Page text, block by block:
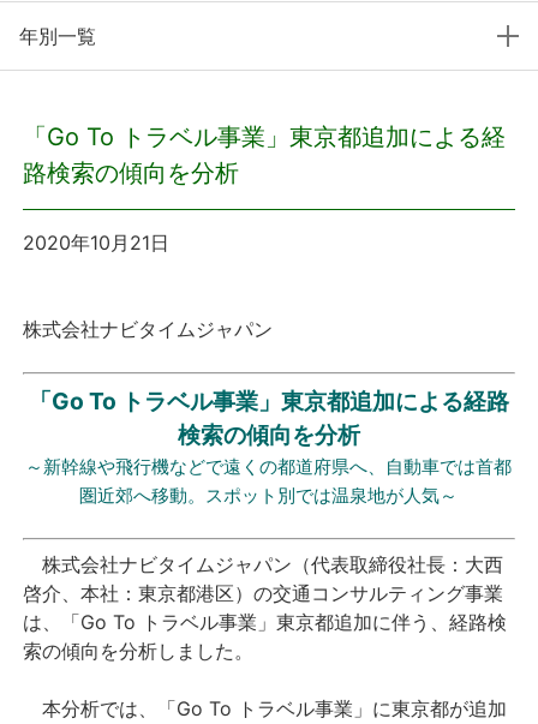
プレスリリース
プレスリリース
個人向けサービス
法人向けサービス
採用情報
English
年別一覧
「Go To トラベル事業」東京都追加による経
路検索の傾向を分析
2020年10月21日
株式会社ナビタイムジャパン
「Go To トラベル事業」東京都追加による経路
検索の傾向を分析
～新幹線や飛行機などで遠くの都道府県へ、自動車では首都
圏近郊へ移動。スポット別では温泉地が人気～
株式会社ナビタイムジャパン（代表取締役社長：大西
啓介、本社：東京都港区）の交通コンサルティング事業
は、「Go To トラベル事業」東京都追加に伴う、経路検
索の傾向を分析しました。
本分析では、「Go To トラベル事業」に東京都が追加